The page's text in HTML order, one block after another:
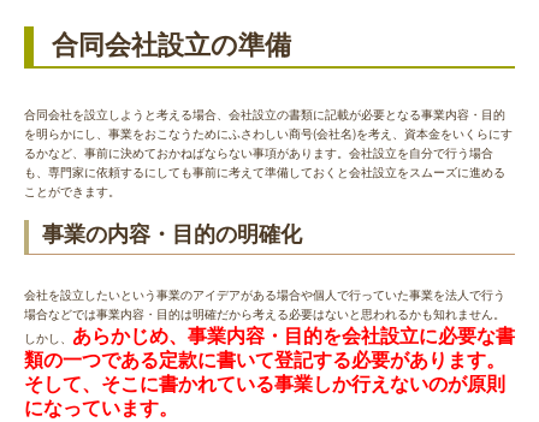
合同会社設立の準備
合同会社を設立しようと考える場合、会社設立の書類に記載が必要となる事業内容・目的
を明らかにし、事業をおこなうためにふさわしい商号(会社名)を考え、資本金をいくらにす
るかなど、事前に決めておかねばならない事項があります。会社設立を自分で行う場合
も、専門家に依頼するにしても事前に考えて準備しておくと会社設立をスムーズに進める
ことができます。
事業の内容・目的の明確化
会社を設立したいという事業のアイデアがある場合や個人で行っていた事業を法人で行う
場合などでは事業内容・目的は明確だから考える必要はないと思われるかも知れません。
しかし、 あらかじめ、事業内容・目的を会社設立に必要な書
類の一つである定款に書いて登記する必要があります。
そして、そこに書かれている事業しか行えないのが原則
になっています。